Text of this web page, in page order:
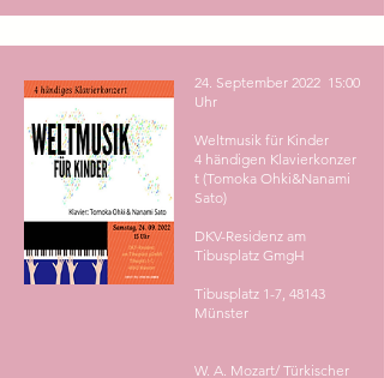
24. September 2022 15:00
Uhr
Weltmusik für Kinder
4 händigen Klavierkonzer
t (Tomoka Ohki&Nanami
Sato)
DKV-Residenz am
Tibusplatz GmgH
Tibusplatz 1-7, 48143
Münster
W. A. Mozart/ Türkischer